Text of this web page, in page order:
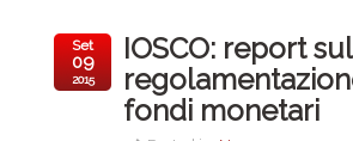
IOSCO: report
fondi monetari
Set
09
2015